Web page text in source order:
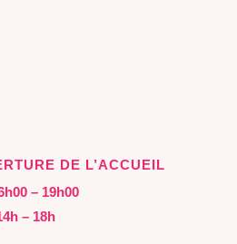
DE L’ACCUEIL
– 19h00
– 18h